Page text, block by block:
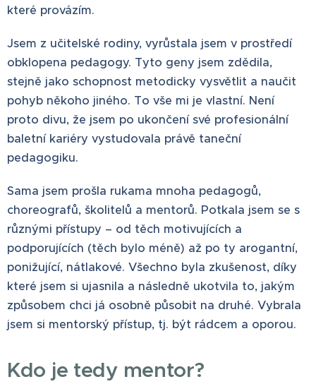
které provázím.
Jsem z učitelské rodiny, vyrůstala jsem v prostředí
obklopena pedagogy. Tyto geny jsem zdědila,
stejně jako schopnost metodicky vysvětlit a naučit
pohyb někoho jiného. To vše mi je vlastní. Není
proto divu, že jsem po ukončení své profesionální
baletní kariéry vystudovala právě taneční
pedagogiku.
Sama jsem prošla rukama mnoha pedagogů,
choreografů, školitelů a mentorů. Potkala jsem se s
různými přístupy – od těch motivujících a
podporujících (těch bylo méně) až po ty arogantní,
ponižující, nátlakové. Všechno byla zkušenost, díky
které jsem si ujasnila a následně ukotvila to, jakým
způsobem chci já osobně působit na druhé. Vybrala
jsem si mentorský přístup, tj. být rádcem a oporou.
Kdo je tedy mentor?